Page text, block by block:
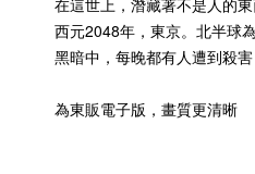
在這世上，潛藏著不是人的東
西元2048年，東京。北半球
黑暗中，每晚都有人遭到殺
為東販電子版，畫質更清晰